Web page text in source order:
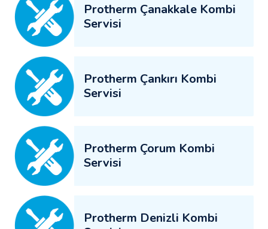
Protherm Çanakkale Kombi
Servisi
Protherm Çankırı Kombi
Servisi
Protherm Çorum Kombi
Servisi
Protherm Denizli Kombi